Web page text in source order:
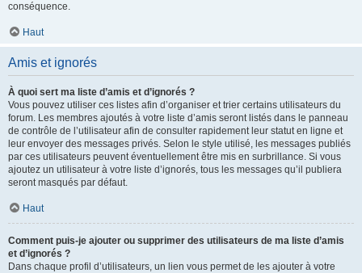
conséquence.
Haut
Amis et ignorés
À quoi sert ma liste d’amis et d’ignorés ?
Vous pouvez utiliser ces listes afin d’organiser et trier certains utilisateurs du
forum. Les membres ajoutés à votre liste d’amis seront listés dans le panneau
de contrôle de l’utilisateur afin de consulter rapidement leur statut en ligne et
leur envoyer des messages privés. Selon le style utilisé, les messages publiés
par ces utilisateurs peuvent éventuellement être mis en surbrillance. Si vous
ajoutez un utilisateur à votre liste d’ignorés, tous les messages qu’il publiera
seront masqués par défaut.
Haut
Comment puis-je ajouter ou supprimer des utilisateurs de ma liste d’amis
et d’ignorés ?
Dans chaque profil d’utilisateurs, un lien vous permet de les ajouter à votre